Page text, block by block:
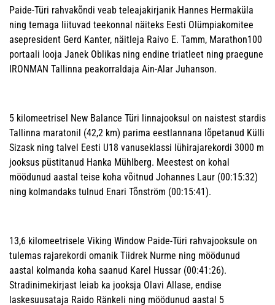
Paide-Türi rahvakõndi veab teleajakirjanik Hannes Hermaküla
ning temaga liituvad teekonnal näiteks Eesti Olümpiakomitee
asepresident Gerd Kanter, näitleja Raivo E. Tamm, Marathon100
portaali looja Janek Oblikas ning endine triatleet ning praegune
IRONMAN Tallinna peakorraldaja Ain-Alar Juhanson.
5 kilomeetrisel New Balance Türi linnajooksul on naistest stardis
Tallinna maratonil (42,2 km) parima eestlannana lõpetanud Külli
Sizask ning talvel Eesti U18 vanuseklassi lühirajarekordi 3000 m
jooksus püstitanud Hanka Mühlberg. Meestest on kohal
möödunud aastal teise koha võitnud Johannes Laur (00:15:32)
ning kolmandaks tulnud Enari Tõnström (00:15:41).
13,6 kilomeetrisele Viking Window Paide-Türi rahvajooksule on
tulemas rajarekordi omanik Tiidrek Nurme ning möödunud
aastal kolmanda koha saanud Karel Hussar (00:41:26).
Stradinimekirjast leiab ka jooksja Olavi Allase, endise
laskesuusataja Raido Ränkeli ning möödunud aastal 5